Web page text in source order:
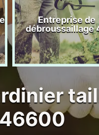
Entreprise de
débroussaillage